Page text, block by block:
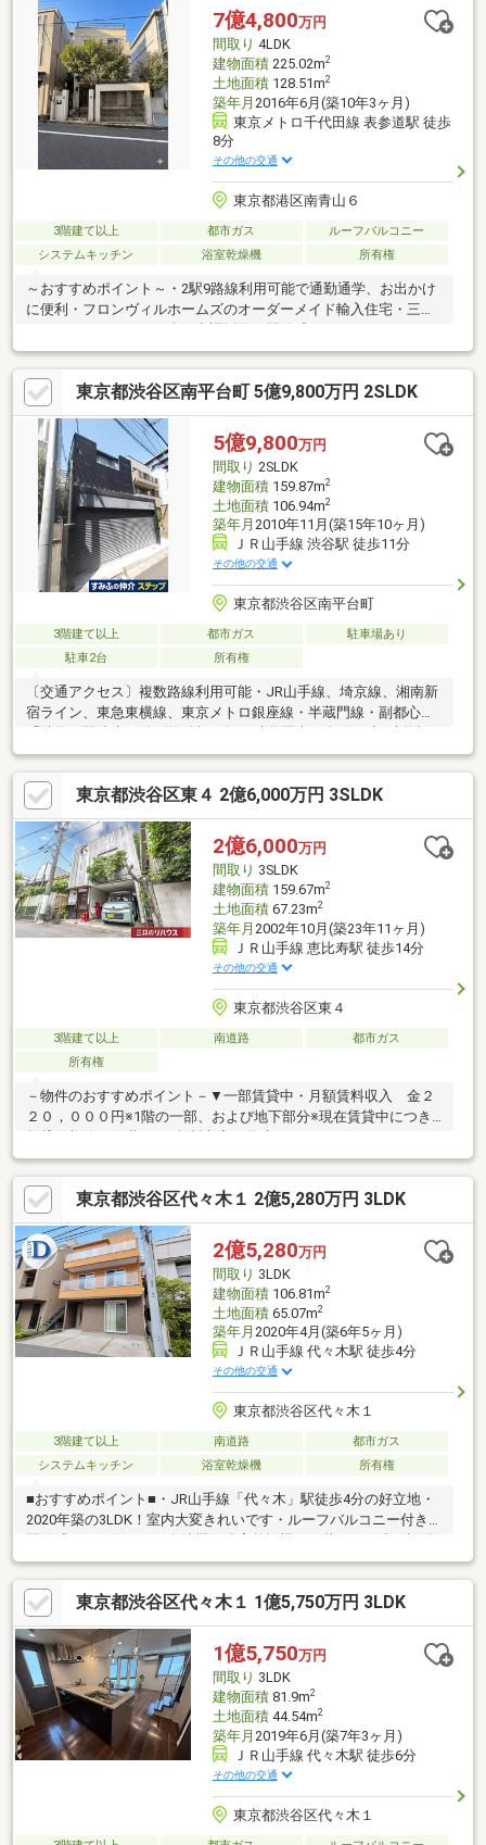
路線利用可能。都心主要エリアへアクセスしやすい立地■徒歩5分
圏内にコンビニ・スーパー・ドラッグストアが揃う生活利便性あ
る環境お気軽にお問い合わせください。
7億4,800万円
間取り 4LDK
建物面積225.02m2
土地面積128.51m2
築年月 2016年6月(築10年3ヶ月)
東京メトロ千代田線 表参道駅 徒歩
8分
その他の交通
東京都港区南青山６
3階建て以上 都市ガス
ルーフバルコニー
システムキッチン
浴室乾燥機 所有権
～おすすめポイント～・2駅9路線利用可能で通勤通学、お出かけ
に便利・フロンヴィルホームズのオーダーメイド輸入住宅・三菱
エレクトニクスによる全館空調採用・開放感あふれるルーフバル
コニー・前面道路約5.8ｍと広々しており南西側に面しているため
陽当たり良好・「骨董通り」を普段使いする洗練されたライフス
タイル
東京都渋谷区南平台町 5億9,800万円 2SLDK
5億9,800万円
間取り 2SLDK
建物面積159.87m2
土地面積106.94m2
築年月 2010年11月(築15年10ヶ月)
ＪＲ山手線 渋谷駅 徒歩11分
その他の交通
東京都渋谷区南平台町
3階建て以上 都市ガス
駐車場あり
駐車2台
所有権
〔交通アクセス〕複数路線利用可能・JR山手線、埼京線、湘南新
宿ライン、東急東横線、東京メトロ銀座線・半蔵門線・副都心線
要・建物面積：159.87㎡・築年月：2010年11月築・構造：鉄筋コ
ンクリート・鉄骨造合金メッキ鋼板ぶき3階建て・間取り：
2SLDK（エレベーター有）・駐車場2台分（車種による）●土地概
要・土地権利：所有権・土地面積（公簿）：106.94㎡・接道状
況：南東側公道に約6.9m接する
東京都渋谷区東４ 2億6,000万円 3SLDK
2億6,000万円
間取り 3SLDK
建物面積159.67m2
土地面積67.23m2
築年月 2002年10月(築23年11ヶ月)
ＪＲ山手線 恵比寿駅 徒歩14分
その他の交通
東京都渋谷区東４
3階建て以上 南道路
都市ガス
所有権
－物件のおすすめポイント－▼一部賃貸中・月額賃料収入 金２
２０，０００円※1階の一部、および地下部分※現在賃貸中につき
賃貸借契約の引継ぎ要※賃料収入は将来にわたって得られること
を保証するものではありません▼立地・山手線・埼京線・東京メ
トロ日比谷線「恵比寿」徒歩14分 他・高台に位置▼特徴・風通し
良好な吹抜け設計・作業効率のよいL字型キッチン・空間を演出す
る丸窓付の和室有・玄関隣に洗面室有・屋上有※前面道路幅員に
より容積率は160%に制限されます■ ご希望の住まい探しをお手伝
いします ━━━━━・・・物件の詳細・ご相談はお気軽にお問い
合わせください。
東京都渋谷区代々木１ 2億5,280万円 3LDK
2億5,280万円
間取り 3LDK
建物面積106.81m2
土地面積65.07m2
築年月 2020年4月(築6年5ヶ月)
ＪＲ山手線 代々木駅 徒歩4分
その他の交通
東京都渋谷区代々木１
3階建て以上 南道路
都市ガス
システムキッチン
浴室乾燥機 所有権
■おすすめポイント■・JR山手線「代々木」駅徒歩4分の好立地・
2020年築の3LDK！室内大変きれいです・ルーフバルコニー付きで
充実・3面採光で日当たり・通風良好な住空間・探し始めのお客
様、正しい家探しをお伝えします！＊ご来店頂きアンケート回答
でギフトカードプレゼント！■交通アクセス■・JR山手線【代々
木】駅徒歩4分 他2路線利用可----------------------お気軽に下記の
《資料請求》又は《見学予約》ボタンをクリック！又は大和アク
タス 0120-105-111(通話無料)まで
東京都渋谷区代々木１ 1億5,750万円 3LDK
1億5,750万円
間取り 3LDK
建物面積81.9m2
土地面積44.54m2
築年月 2019年6月(築7年3ヶ月)
ＪＲ山手線 代々木駅 徒歩6分
その他の交通
東京都渋谷区代々木１